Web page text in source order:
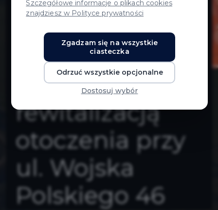
adaptacją na
Urząd Stanu
Cywilnego oraz
rewitalizacją
otoczenia przy
ul. Wojska
Polskiego 46
Szczegółowe informacje o plikach cookies
znajdziesz w Polityce prywatności
Zgadzam się na wszystkie
ciasteczka
Odrzuć wszystkie opcjonalne
Dostosuj wybór